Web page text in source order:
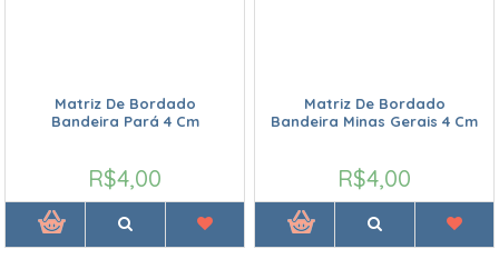
Matriz De Bordado
Bandeira Pará 4 Cm
R$4,00
Matriz De Bordado
Bandeira Minas Gerais 4 Cm
R$4,00